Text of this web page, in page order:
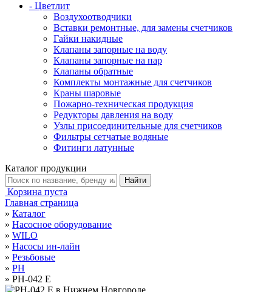
- Цветлит
Воздухоотводчики
Вставки ремонтные, для замены счетчиков
Гайки накидные
Клапаны запорные на воду
Клапаны запорные на пар
Клапаны обратные
Комплекты монтажные для счетчиков
Краны шаровые
Пожарно-техническая продукция
Редукторы давления на воду
Узлы присоединительные для счетчиков
Фильтры сетчатые водяные
Фитинги латунные
Каталог продукции
Корзина пуста
Главная страница
» Каталог
» Насосное оборудование
» WILO
» Насосы ин-лайн
» Резьбовые
» PH
» PH-042 E